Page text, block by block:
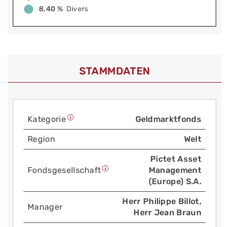
8,40 % Divers
STAMMDATEN
Kategorie Geldmarktfonds
Region Welt
Fonds­gesellschaft
Pictet Asset
Management
(Europe) S.A.
Manager
Herr Philippe Billot,
Herr Jean Braun